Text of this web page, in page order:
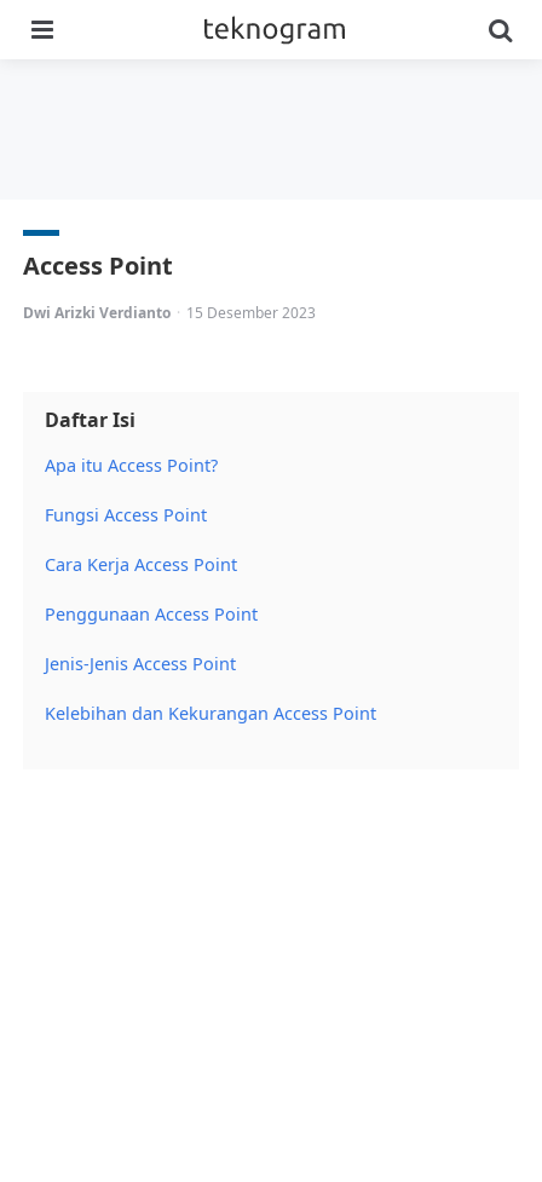
Access Point
Posted
Dwi Arizki Verdianto 15 Desember 2023
Daftar Isi
Apa itu Access Point?
Fungsi Access Point
Cara Kerja Access Point
Penggunaan Access Point
Jenis-Jenis Access Point
Kelebihan dan Kekurangan Access Point